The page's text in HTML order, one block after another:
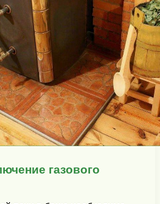
газового